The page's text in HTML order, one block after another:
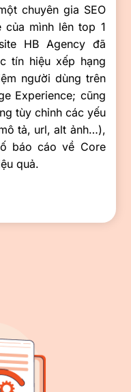
chuyên gia SEO
mình lên top 1
HB Agency đã
tín hiệu xếp hạng
người dùng trên
Experience; cũng
tùy chỉnh các yếu
tả, url, alt ảnh…),
báo cáo về Core
quả.